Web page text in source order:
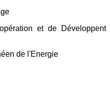
et de Développent
de l'Energie